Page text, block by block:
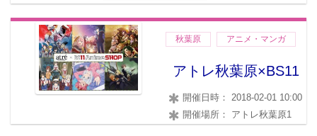
秋葉原 アニメ・マンガ
アトレ秋葉原×BS11
開催日時： 2018-02-01 10:00
開催場所： アトレ秋葉原1